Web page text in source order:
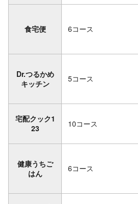
食宅便 6コース
Dr.つるかめ
キッチン
5コース
宅配クック1
23
10コース
健康うちご
はん
6コース